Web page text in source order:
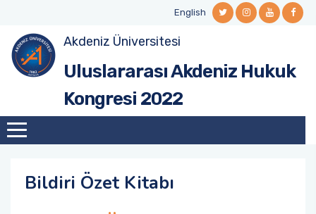
English
Akdeniz Üniversitesi
Uluslararası Akdeniz Hukuk
Kongresi 2022
Bildiri Özet Kitabı